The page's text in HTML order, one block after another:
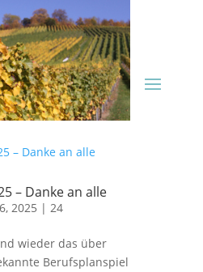
– Danke an alle
2025 | 24
wieder das über
Berufsplanspiel